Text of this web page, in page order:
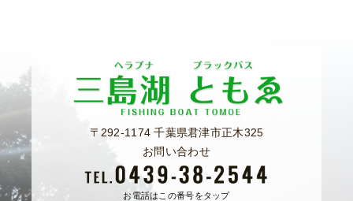
〒292-1174 千葉県君津市正木325
お問い合わせ
お電話はこの番号をタップ